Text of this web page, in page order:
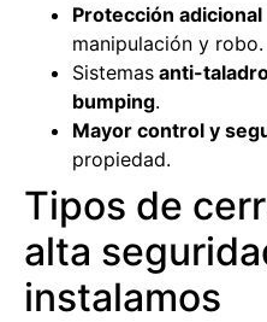
Protección adicional
manipulación y robo.
Sistemas anti-
bumping.
Mayor control y
propiedad.
Tipos de
alta
instalamos